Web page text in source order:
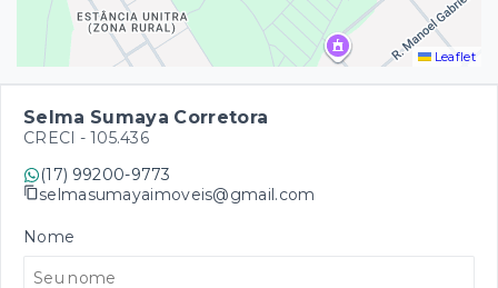
Leaflet
Selma Sumaya Corretora
CRECI - 105.436
(17) 99200-9773
selmasumayaimoveis@gmail.com
Nome